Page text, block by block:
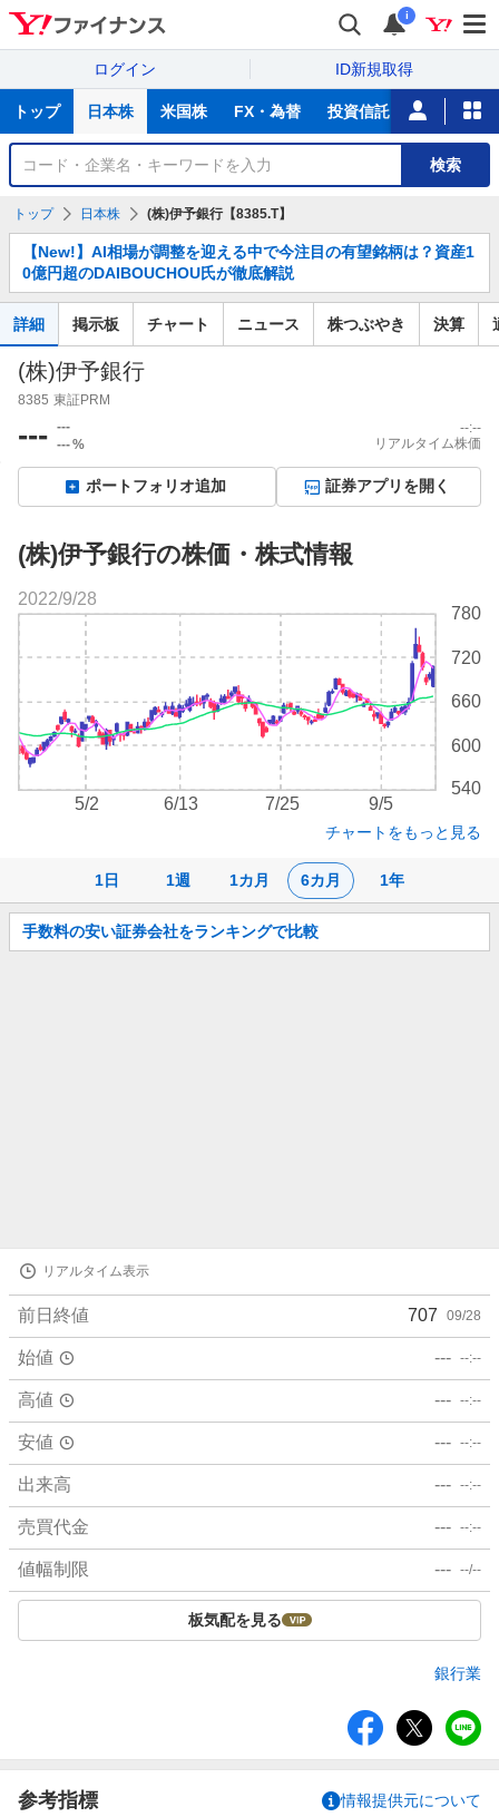
i
ログイン ID新規取得
サ
トップ 日本株 米国株 FX・為替 投資信託 ニュース
銘
検
検索
トップ 日本株 (株)伊予銀行【8385.T】
知
ら
せ
【New!】AI相場が調整を迎える中で今注目の有望銘柄は？資産1
0億円超のDAIBOUCHOU氏が徹底解説
詳細 掲示板 チャート ニュース 株つぶやき 決算
(株)伊予銀行
8385 東証PRM
--- ---
---%
--:--
リアルタイム株価
ポートフォリオ追加 証券アプリを開く
(株)伊予銀行の株価・株式情報
1日 1週 1カ月 6カ月 1年
540
600
660
720
780
5/2 6/13 7/25 9/5
2022/9/28
チャートをもっと見る
お
知
手数料の安い証券会社をランキングで比較
リアルタイム表示
前日終値 707 09/28
始値 --- --:--
高値 --- --:--
安値 --- --:--
出来高 --- --:--
売買代金 --- --:--
値幅制限 --- --/--
板気配を見る
銀行業
ア
参考指標 情報提供元について